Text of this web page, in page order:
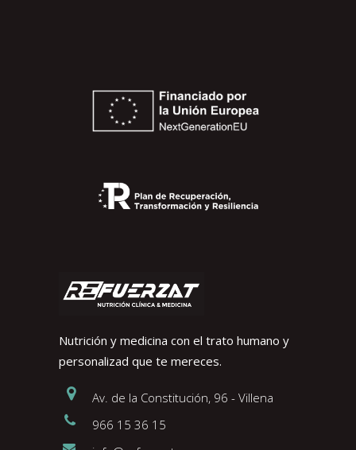
Nutrición y medicina con el trato humano y
personalizad que te mereces.
Av. de la Constitución, 96 - Villena
966 15 36 15